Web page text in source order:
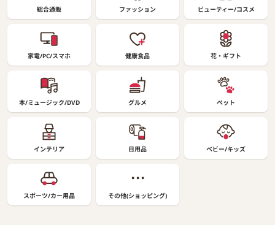
総合通販 ファッション ビューティー/コスメ
家電/PC/スマホ 健康食品 花・ギフト
本/ミュージック/DVD グルメ ペット
インテリア 日用品 ベビー/キッズ
スポーツ/カー用品 その他(ショッピング)